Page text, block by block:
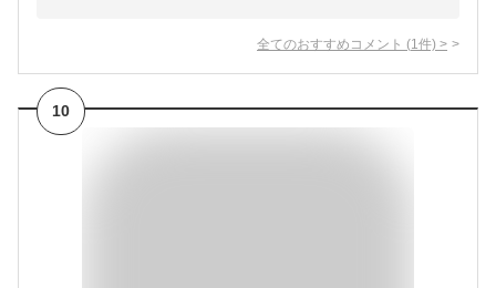
全てのおすすめコメント (1 件) >
10